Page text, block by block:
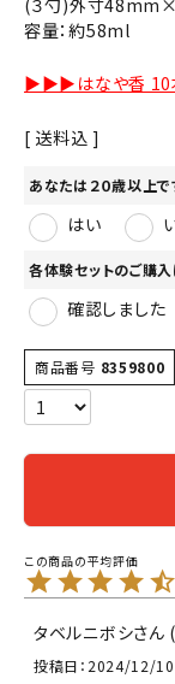
(３勺)外寸
容量：約58ml
▶▶▶はなや香 10本
送料込
あなたは２０歳以上で
はい
各体験セットのご購
確認しました
商品番号 8359800
タベルニボシ
投稿日 2024/12/10